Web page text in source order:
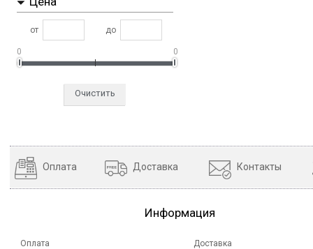
от до
0 0
Очистить
Оплата Доставка Контакты
Информация
Оплата
Доставка